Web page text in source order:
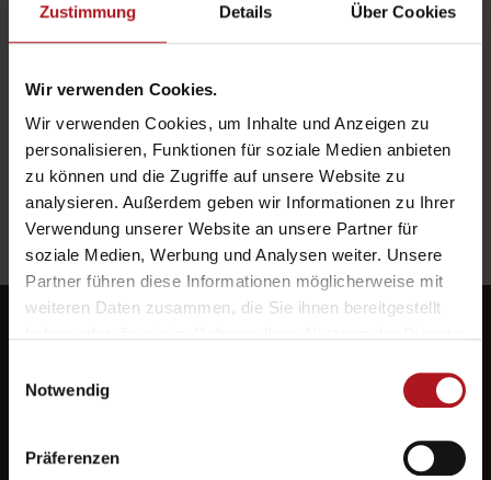
Zustimmung Details Über Cookies
Wir verwenden Cookies.
Wir verwenden Cookies, um Inhalte und Anzeigen zu
personalisieren, Funktionen für soziale Medien anbieten
zu können und die Zugriffe auf unsere Website zu
analysieren. Außerdem geben wir Informationen zu Ihrer
Verwendung unserer Website an unsere Partner für
soziale Medien, Werbung und Analysen weiter. Unsere
Partner führen diese Informationen möglicherweise mit
weiteren Daten zusammen, die Sie ihnen bereitgestellt
Notwendig
Präferenzen
Innovativ & stark!
Payper 10-Spaces Sicherheitsschuhe – Zehnmal mehr
Raum für die Füße!
Systemlieferant für die Zukunft.